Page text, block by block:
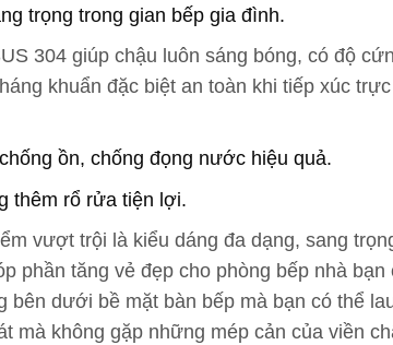
trọng trong gian bếp gia đình.
304 giúp chậu luôn sáng bóng, có độ
khuẩn đặc biệt an toàn khi tiếp xúc
ồn, chống đọng nước hiệu quả.
thêm rổ rửa tiện lợi.
vượt trội là kiểu dáng đa dạng, sang
phần tăng vẻ đẹp cho phòng bếp nhà bạn
dưới bề mặt bàn bếp mà bạn có thể
mà không gặp những mép cản của viền